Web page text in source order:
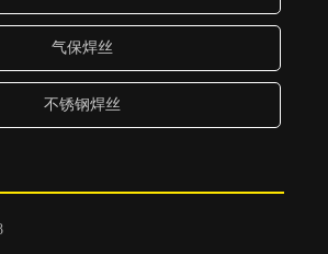
气保焊丝
不锈钢焊丝